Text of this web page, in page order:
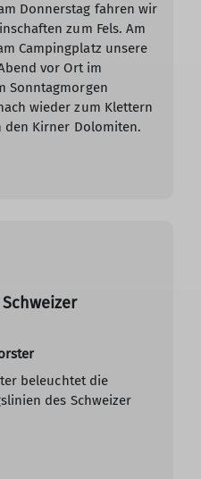
Donnerstag fahren wir
zum Fels. Am
Campingplatz unsere
vor Ort im
Sonntagmorgen
wieder zum Klettern
den Kirner Dolomiten.
beleuchtet die
des Schweizer